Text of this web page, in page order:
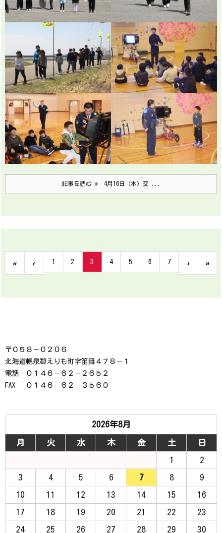
記事を読む 4月16日（木）交 ...
« ‹ 1 2 3 4 5 6 7 › »
〒０５８－０２０６
北海道幌泉郡えりも町字笛舞４７８－１
電話 ０１４６－６２－２６５２
FAX ０１４６－６２－３５６０
2026年8月
月 火 水 木 金 土 日
1 2
3 4 5 6 7 8 9
10 11 12 13 14 15 16
17 18 19 20 21 22 23
24 25 26 27 28 29 30